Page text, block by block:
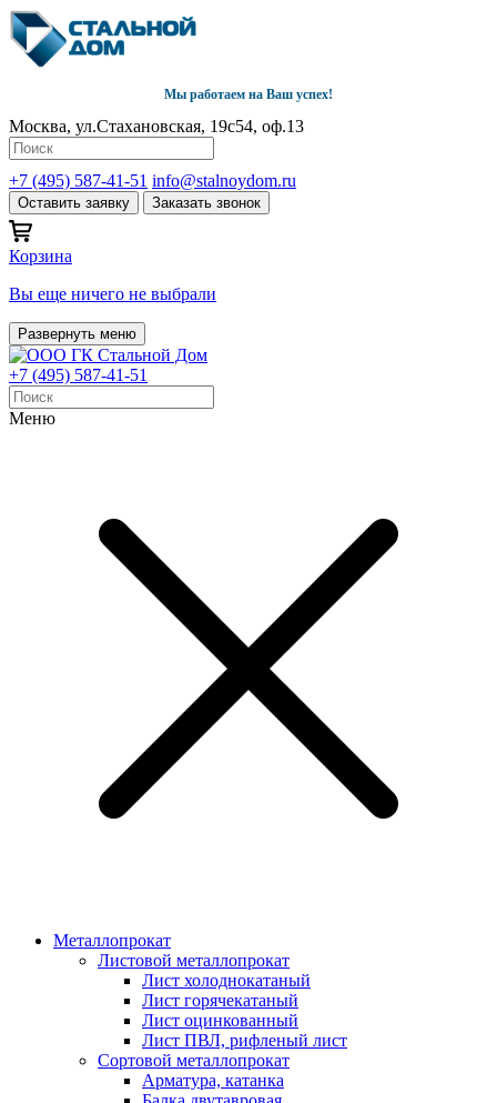
Мы работаем на Ваш успех!
Москва, ул.Стахановская, 19с54, оф.13
+7 (495) 587-41-51 info@stalnoydom.ru
Оставить заявку Заказать звонок
Корзина
Вы еще ничего не выбрали
Развернуть меню
+7 (495) 587-41-51
Меню
Металлопрокат
Листовой металлопрокат
Лист холоднокатаный
Лист горячекатаный
Лист оцинкованный
Лист ПВЛ, рифленый лист
Сортовой металлопрокат
Арматура, катанка